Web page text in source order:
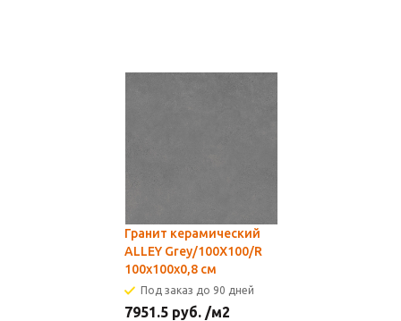
Гранит керамический
ALLEY Grey/100X100/R
100x100x0,8 см
Под заказ до 90 дней
7951.5 руб. /м2